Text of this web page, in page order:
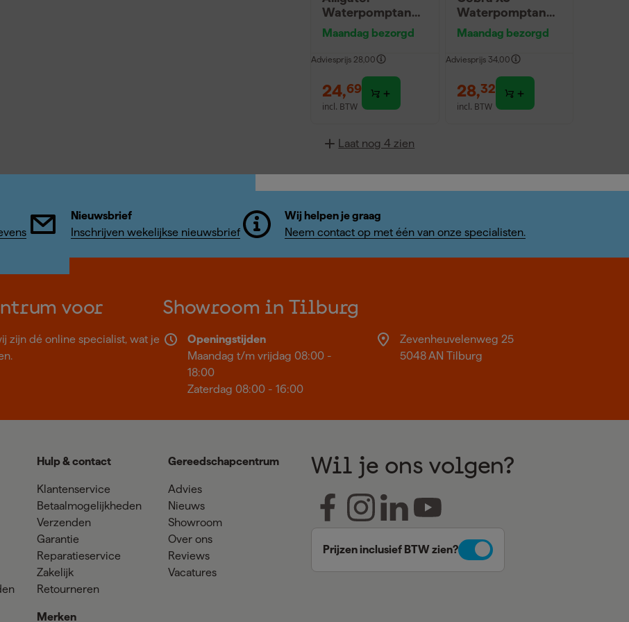
Waterpomptang
- 250mm
Maandag bezorgd
Adviesprijs 28,00
24,69
incl. BTW
Waterpomptang
- 100mm
Maandag bezorgd
Adviesprijs 34,00
28,32
incl. BTW
Laat nog 4 zien
Nieuwsbrief
Inschrijven wekelijkse nieuwsbrief
Wij helpen je graag
Neem contact op met één van onze specialisten.
voor
zijn dé online specialist, wat je
Showroom in Tilburg
Openingstijden
Maandag t/m vrijdag 08:00 -
18:00
Zaterdag 08:00 - 16:00
Zevenheuvelenweg 25
5048 AN Tilburg
Hulp & contact
Klantenservice
Betaalmogelijkheden
Verzenden
Garantie
Reparatieservice
Zakelijk
Retourneren
Merken
Gereedschapcentrum
Advies
Nieuws
Showroom
Over ons
Reviews
Vacatures
Wil je ons volgen?
Prijzen inclusief BTW zien?